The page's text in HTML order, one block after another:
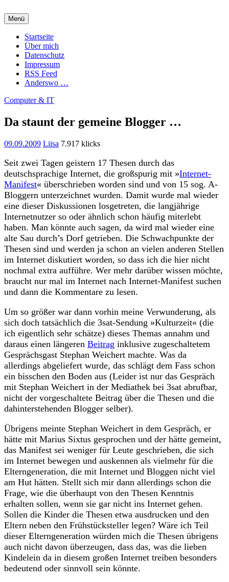
Inhalt
springen
Charming Quark
Menü
Startseite
Über mich
Datenschutz
Impressum
RSS Feed
Anderswo …
Computer & IT
Da staunt der gemeine Blogger …
09.09.2009 Liisa 7.917 klicks
Seit zwei Tagen geistern 17 Thesen durch das
deutschsprachige Internet, die großspurig mit »Internet-
Manifest« überschrieben worden sind und von 15 sog. A-
Bloggern unterzeichnet wurden. Damit wurde mal wieder
eine dieser Diskussionen losgetreten, die langjährige
Internetnutzer so oder ähnlich schon häufig miterlebt
haben. Man könnte auch sagen, da wird mal wieder eine
alte Sau durch’s Dorf getrieben. Die Schwachpunkte der
Thesen sind und werden ja schon an vielen anderen Stellen
im Internet diskutiert worden, so dass ich die hier nicht
nochmal extra aufführe. Wer mehr darüber wissen möchte,
braucht nur mal im Internet nach Internet-Manifest suchen
und dann die Kommentare zu lesen.
Um so größer war dann vorhin meine Verwunderung, als
sich doch tatsächlich die 3sat-Sendung »Kulturzeit« (die
ich eigentlich sehr schätze) dieses Themas annahm und
daraus einen längeren Beitrag inklusive zugeschaltetem
Gesprächsgast Stephan Weichert machte. Was da
allerdings abgeliefert wurde, das schlägt dem Fass schon
ein bisschen den Boden aus (Leider ist nur das Gespräch
mit Stephan Weichert in der Mediathek bei 3sat abrufbar,
nicht der vorgeschaltete Beitrag über die Thesen und die
dahinterstehenden Blogger selber).
Übrigens meinte Stephan Weichert in dem Gespräch, er
hätte mit Marius Sixtus gesprochen und der hätte gemeint,
das Manifest sei weniger für Leute geschrieben, die sich
im Internet bewegen und auskennen als vielmehr für die
Elterngeneration, die mit Internet und Bloggen nicht viel
am Hut hätten. Stellt sich mir dann allerdings schon die
Frage, wie die überhaupt von den Thesen Kenntnis
erhalten sollen, wenn sie gar nicht ins Internet gehen.
Sollen die Kinder die Thesen etwa ausdrucken und den
Eltern neben den Frühstücksteller legen? Wäre ich Teil
dieser Elterngeneration würden mich die Thesen übrigens
auch nicht davon überzeugen, dass das, was die lieben
Kindelein da in diesem großen Internet treiben besonders
bedeutend oder sinnvoll sein könnte.